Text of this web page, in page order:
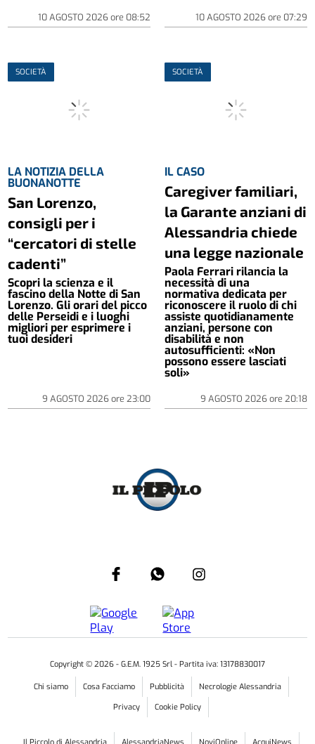
10 AGOSTO 2026ore 08:52 10 AGOSTO 2026ore 07:29
SOCIETÀ
LA NOTIZIA DELLA
BUONANOTTE
San Lorenzo,
consigli per i
“cercatori di stelle
cadenti”
Scopri la scienza e il
fascino della Notte di San
Lorenzo. Gli orari del picco
delle Perseidi e i luoghi
migliori per esprimere i
tuoi desideri
9 AGOSTO 2026ore 23:00
SOCIETÀ
IL CASO
Caregiver familiari,
la Garante anziani di
Alessandria chiede
una legge nazionale
Paola Ferrari rilancia la
necessità di una
normativa dedicata per
riconoscere il ruolo di chi
assiste quotidianamente
anziani, persone con
disabilità e non
autosufficienti: «Non
possono essere lasciati
soli»
9 AGOSTO 2026ore 20:18
Copyright © 2026 - G.E.M. 1925 Srl - Partita iva: 13178830017
Chi siamo Cosa Facciamo Pubblicità
Necrologie Alessandria
Privacy
Cookie Policy